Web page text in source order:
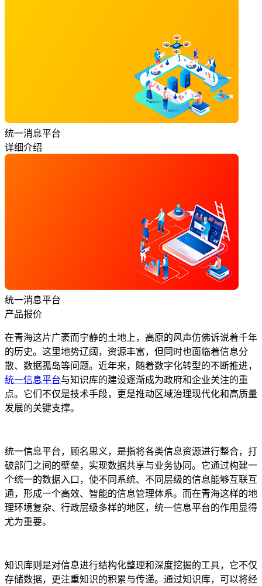
统一消息平台
详细介绍
统一消息平台
产品报价
在青海这片广袤而宁静的土地上，高原的风声仿佛诉说着千年
的历史。这里地势辽阔，资源丰富，但同时也面临着信息分
散、数据孤岛等问题。近年来，随着数字化转型的不断推进，
统一信息平台与知识库的建设逐渐成为政府和企业关注的重
点。它们不仅是技术手段，更是推动区域治理现代化和高质量
发展的关键支撑。
统一信息平台，顾名思义，是指将各类信息资源进行整合，打
破部门之间的壁垒，实现数据共享与业务协同。它通过构建一
个统一的数据入口，使不同系统、不同层级的信息能够互联互
通，形成一个高效、智能的信息管理体系。而在青海这样的地
理环境复杂、行政层级多样的地区，统一信息平台的作用显得
尤为重要。
知识库则是对信息进行结构化整理和深度挖掘的工具，它不仅
存储数据，更注重知识的积累与传递。通过知识库，可以将经